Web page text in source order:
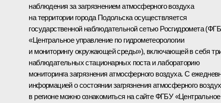
наблюдения за загрязнением атмосферного воздуха
на территории города Подольска осуществляется
государственной наблюдательной сетью Росгидромета
«Центральное управление по гидрометеорологии
и мониторингу окружающей среды»), включающей в себя
наблюдательных стационарных поста и лабораторию
мониторинга загрязнения атмосферного воздуха. С
информацией о состоянии загрязнения атмосферного
в регионе можно ознакомиться на сайте ФГБУ «Центральное